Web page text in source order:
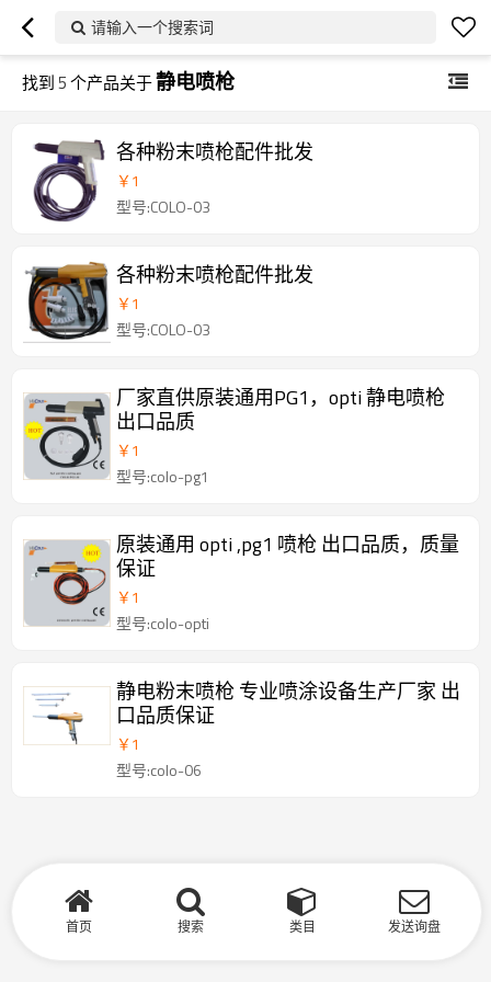
请输入一个搜索词
找到5个产品关于静电喷枪
各种粉末喷枪配件批发
￥1
型号:COLO-03
各种粉末喷枪配件批发
￥1
型号:COLO-03
厂家直供原装通用PG1，opti 静电喷枪
出口品质
￥1
型号:colo-pg1
原装通用 opti ,pg1 喷枪 出口品质，质量
保证
￥1
型号:colo-opti
静电粉末喷枪 专业喷涂设备生产厂家 出
口品质保证
￥1
型号:colo-06
首页 搜索 类目 发送询盘